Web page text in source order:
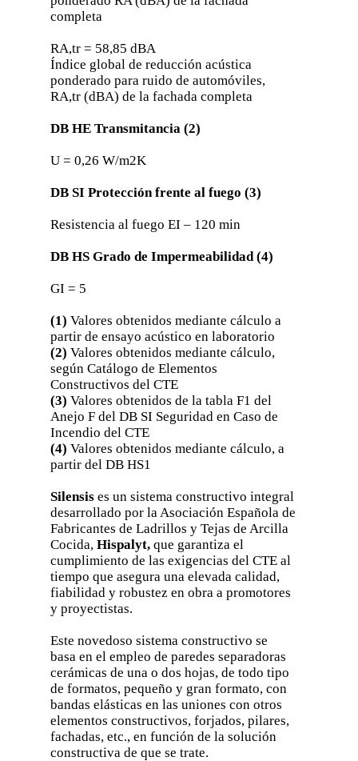
completa
RA,tr = 58,85 dBA
Índice global de reducción acústica
ponderado para ruido de automóviles,
RA,tr (dBA) de la fachada completa
DB HE Transmitancia (2)
U = 0,26 W/m2K
DB SI Protección frente al fuego (3)
Resistencia al fuego EI – 120 min
DB HS Grado de Impermeabilidad (4)
GI = 5
(1) Valores obtenidos mediante cálculo a
partir de ensayo acústico en laboratorio
(2) Valores obtenidos mediante cálculo,
según Catálogo de Elementos
Constructivos del CTE
(3) Valores obtenidos de la tabla F1 del
Anejo F del DB SI Seguridad en Caso de
Incendio del CTE
(4) Valores obtenidos mediante cálculo, a
partir del DB HS1
Silensises un sistema constructivo integral
desarrollado por la Asociación Española de
Fabricantes de Ladrillos y Tejas de Arcilla
Cocida, Hispalyt,que garantiza el
cumplimiento de las exigencias del CTE al
tiempo que asegura una elevada calidad,
fiabilidad y robustez en obra a promotores
y proyectistas.
Este novedoso sistema constructivo se
basa en el empleo de paredes separadoras
cerámicas de una o dos hojas, de todo tipo
de formatos, pequeño y gran formato, con
bandas elásticas en las uniones con otros
elementos constructivos, forjados, pilares,
fachadas, etc., en función de la solución
constructiva de que se trate.